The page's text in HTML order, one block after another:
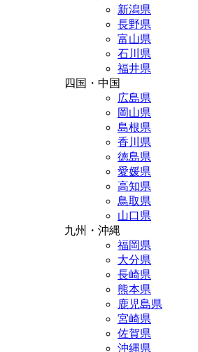
新潟県
長野県
富山県
石川県
福井県
四国・中国
広島県
岡山県
島根県
香川県
徳島県
愛媛県
高知県
鳥取県
山口県
九州・沖縄
福岡県
大分県
長崎県
熊本県
鹿児島県
宮崎県
佐賀県
沖縄県